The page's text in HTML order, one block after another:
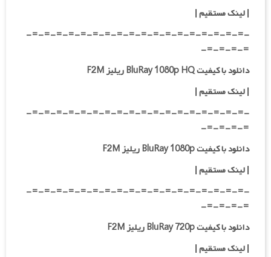
|لینک مستقیم|
-=-=-=-=-=-=-=-=-=-=-=-=-=-=-=-=-=-=-
=-=-=-=-
دانلود با کیفیت BluRay 1080p HQ ریلیز F2M
|لینک مستقیم|
-=-=-=-=-=-=-=-=-=-=-=-=-=-=-=-=-=-=-
=-=-=-=-
دانلود با کیفیت BluRay 1080p ریلیز F2M
|لینک مستقیم|
-=-=-=-=-=-=-=-=-=-=-=-=-=-=-=-=-=-=-
=-=-=-=-
دانلود با کیفیت BluRay 720p ریلیز F2M
| لینک مستقیم|